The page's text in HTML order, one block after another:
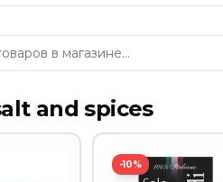
30ГР
and spices
-10%